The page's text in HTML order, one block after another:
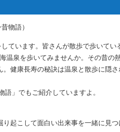
物語）
ています。皆さんが散歩で歩いてい
温泉を歩いてみませんか。その昔の
健康長寿の秘訣は温泉と散歩に隠さ
」でもご紹介していますよ。
起こして面白い出来事を一緒に見つ